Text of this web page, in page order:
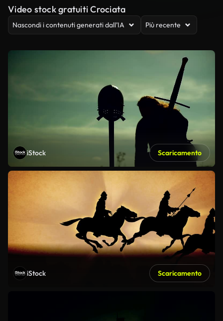
Video stock gratuiti Crociata
Nascondi i contenuti generati dall’IA Più recente
iStock Scaricamento
iStock Scaricamento